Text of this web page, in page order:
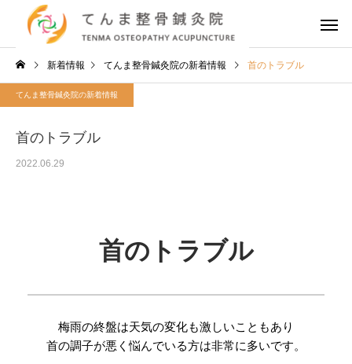
新着情報 てんま整骨鍼灸院の新着情報 首のトラブル
てんま整骨鍼灸院の新着情報
首のトラブル
2022.06.29
首のトラブル
梅雨の終盤は天気の変化も激しいこともあり
首の調子が悪く悩んでいる方は非常に多いです。